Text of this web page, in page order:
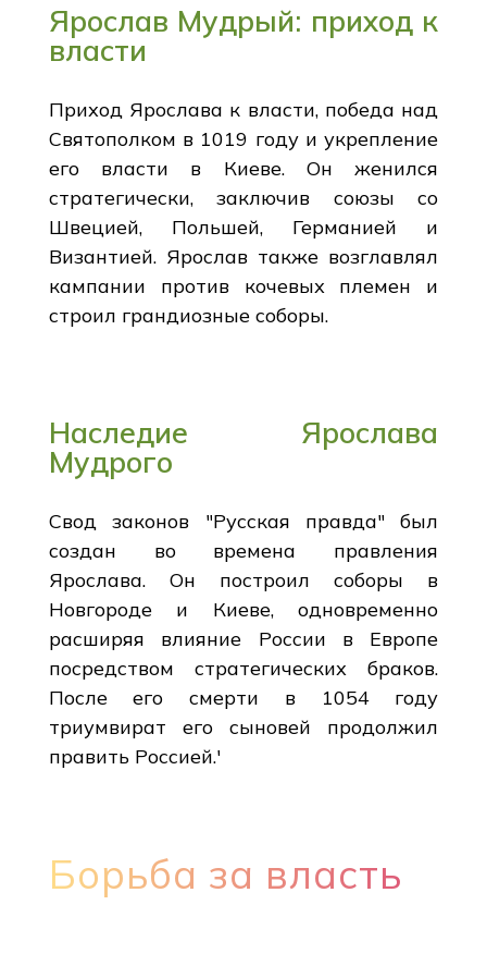
Ярослав Мудрый: приход к
власти
Приход Ярослава к власти, победа над
Святополком в 1019 году и укрепление
его власти в Киеве. Он женился
стратегически, заключив союзы со
Швецией, Польшей, Германией и
Византией. Ярослав также возглавлял
кампании против кочевых племен и
строил грандиозные соборы.
Наследие Ярослава
Мудрого
Свод законов "Русская правда" был
создан во времена правления
Ярослава. Он построил соборы в
Новгороде и Киеве, одновременно
расширяя влияние России в Европе
посредством стратегических браков.
После его смерти в 1054 году
триумвират его сыновей продолжил
править Россией.'
Борьба за власть